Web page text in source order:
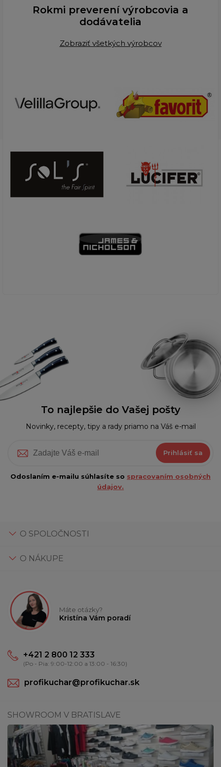
Rokmi preverení výrobcovia a
dodávatelia
Zobraziť všetkých výrobcov
To najlepšie do Vašej pošty
Novinky, recepty, tipy a rady priamo na Váš e-mail
Prihlásiť sa
Odoslaním e-mailu súhlasíte so spracovaním osobných
údajov.
O SPOLOČNOSTI
O NÁKUPE
Máte otázky?
Kristína Vám poradí
+421 2 800 12 333
(Po - Pia: 9:00-12:00 a 13:00 - 16:30)
profikuchar@profikuchar.sk
SHOWROOM V BRATISLAVE